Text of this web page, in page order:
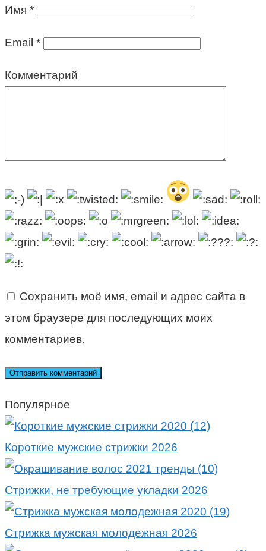
Имя *
Email *
Комментарий
Сохранить моё имя, email и адрес сайта в
этом браузере для последующих моих
комментариев.
Популярное
Короткие мужские стрижки 2026
Стрижки, не требующие укладки 2026
Стрижка мужская молодежная 2026